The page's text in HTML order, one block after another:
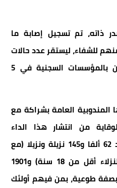
ذاته، تم تسجيل إصابة ما
13 موظفا، تماثل 8 منهم للشفاء، ليستقر عدد حالات
الإصابة في صفوف العاملين بالمؤسسات السجنية في 5
المندوبية العامة بشراكة مع
من انتشار هذا الداء
بالمؤسسات السجنية، استفاد 62 ألفا و145 نزيلة ونزيلا (مع
تعميم التلقيح على جميع النزلاء أقل من 18 سنة) و1901
طوعية، بمن فيهم أولئك